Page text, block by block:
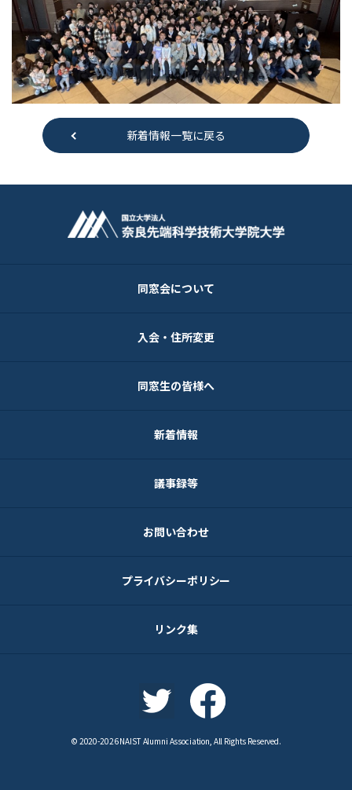
新着情報一覧に戻る
同窓会について
入会・住所変更
同窓生の皆様へ
新着情報
議事録等
お問い合わせ
プライバシーポリシー
リンク集
© 2020-2026 NAIST Alumni Association, All Rights Reserved.